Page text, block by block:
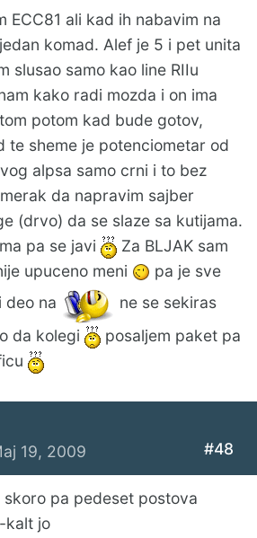
ECC81 ali kad ih nabavim na
komad. Alef je 5 i pet unita
slusao samo kao line RIIu
kako radi mozda i on ima
potom kad bude gotov,
te sheme je potenciometar od
alpsa samo crni i to bez
da napravim sajber
(drvo) da se slaze sa kutijama.
pa se javi
Za BLJAK sam
upuceno meni
pa je sve
deo na
ne se sekiras
da kolegi
posaljem paket pa
19, 2009 #48
pa pedeset postova
kalt jo